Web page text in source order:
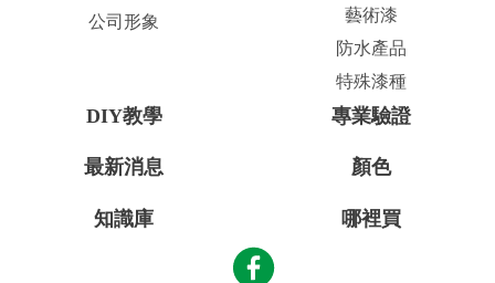
公司形象
藝術漆
防水產品
特殊漆種
DIY教學
最新消息
知識庫
專業驗證
顏色
哪裡買